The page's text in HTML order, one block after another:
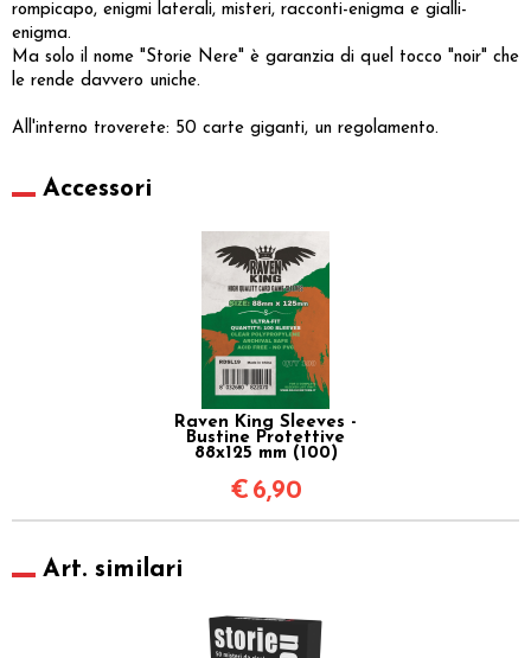
rompicapo, enigmi laterali, misteri, racconti-enigma e gialli-
enigma.
Ma solo il nome "Storie Nere" è garanzia di quel tocco "noir" che
le rende davvero uniche.
All'interno troverete: 50 carte giganti, un regolamento.
Accessori
Raven King Sleeves -
Bustine Protettive
88x125 mm (100)
€ 6,90
Art. similari